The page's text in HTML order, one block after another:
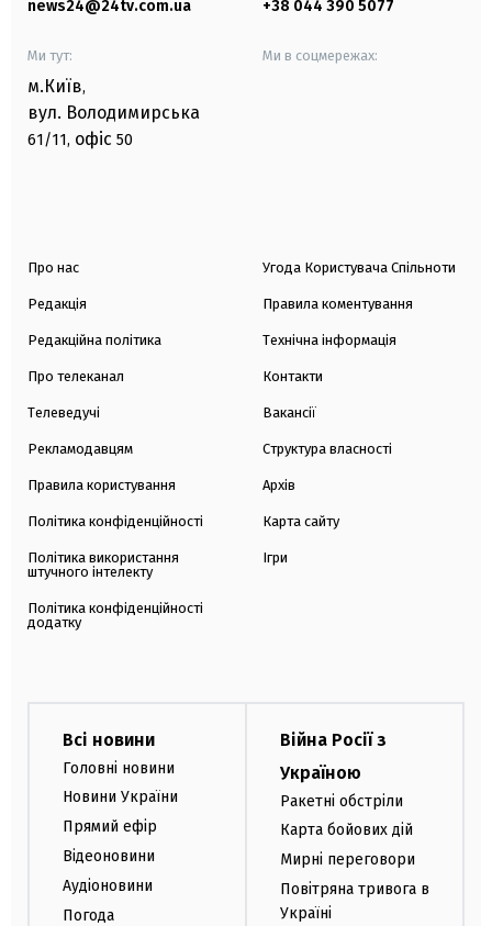
news24@24tv.com.ua +38 044 390 5077
Ми тут:
м.Київ,
вул. Володимирська
61/11, офіс 50
Ми в соцмережах:
Про нас
Редакція
Редакційна політика
Про телеканал
Телеведучі
Рекламодавцям
Правила користування
Політика конфіденційності
Політика використання
штучного інтелекту
Політика конфіденційності
додатку
Угода Користувача Спільноти
Правила коментування
Технічна інформація
Контакти
Вакансії
Структура власності
Архів
Карта сайту
Ігри
Всі новини
Головні новини
Новини України
Прямий ефір
Відеоновини
Аудіоновини
Погода
Війна Росії з
Україною
Ракетні обстріли
Карта бойових дій
Мирні переговори
Повітряна тривога в
Україні